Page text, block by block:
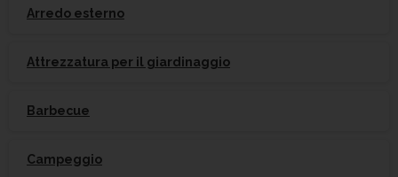
Arredo esterno
Attrezzatura per il giardinaggio
Barbecue
Campeggio